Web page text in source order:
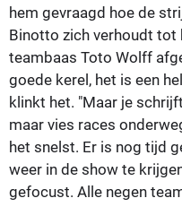
hem gevraagd hoe de
Binotto zich verhoudt tot
teambaas Toto Wolff
goede kerel, het is een
klinkt het. "Maar je
maar vies races
het snelst. Er is nog tijd
weer in de show te
gefocust. Alle negen